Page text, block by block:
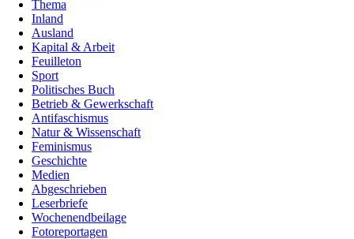
Thema
Inland
Ausland
Kapital & Arbeit
Feuilleton
Sport
Politisches Buch
Betrieb & Gewerkschaft
Antifaschismus
Natur & Wissenschaft
Feminismus
Geschichte
Medien
Abgeschrieben
Leserbriefe
Wochenendbeilage
Fotoreportagen